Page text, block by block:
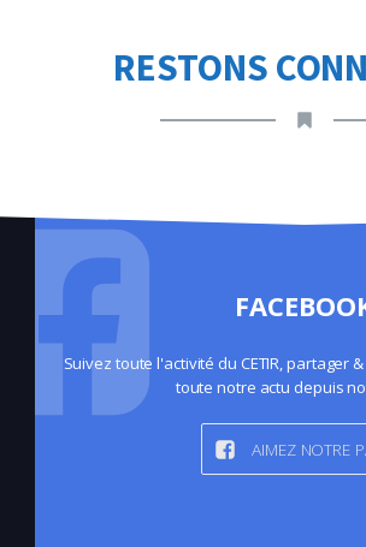
RESTONS
Suivez toute l'activité du CETIR, partager
toute notre actu depuis
AIMEZ NOTRE